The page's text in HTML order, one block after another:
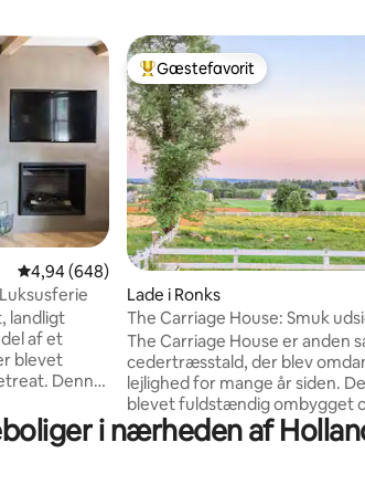
216 omtaler
4,94 ud af 5 i gennemsnitlig bedømmelse,
4,94 (648)
landligt
af et
blevet
Denne
moderne
queensize-
Bedste gæstefavorit
Gæstefavorit
Lade i Ronks
The Carriage House: Smuk
landbrugsjorden.
The Carriage House er anden
cedertræsstald, der blev
lejlighed for mange år siden.
blevet fuldstændig ombygget
professionelt indrettet for at
et hyggeligt og luksuriøst
i nærheden af